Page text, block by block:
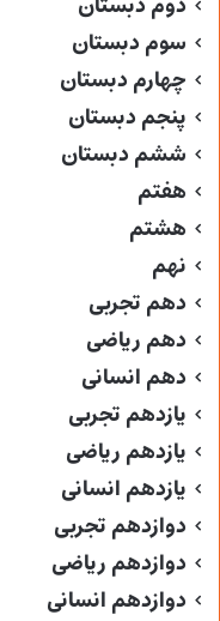
سوم دبستان
چهارم دبستان
پنجم دبستان
ششم دبستان
هفتم
هشتم
نهم
دهم تجربی
دهم ریاضی
دهم انسانی
یازدهم تجربی
یازدهم ریاضی
یازدهم انسانی
دوازدهم تجربی
دوازدهم ریاضی
دوازدهم انسانی